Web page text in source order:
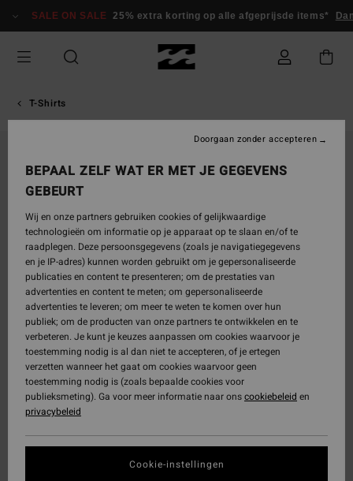
naar
SALE ON SALE 25% extra korting op alle afgeprijsde items*
T-Shirts
BEPAAL ZELF WAT ER MET JE GEGEVENS
GEBEURT
Wij en onze partners gebruiken cookies of gelijkwaardige
technologieën om informatie op je apparaat op te slaan en/of te
raadplegen. Deze persoonsgegevens (zoals je navigatiegegevens
en je IP-adres) kunnen worden gebruikt om je gepersonaliseerde
publicaties en content te presenteren; om de prestaties van
advertenties en content te meten; om gepersonaliseerde
advertenties te leveren; om meer te weten te komen over hun
publiek; om de producten van onze partners te ontwikkelen en te
verbeteren. Je kunt je keuzes aanpassen om cookies waarvoor je
toestemming nodig is al dan niet te accepteren, of je ertegen
verzetten wanneer het gaat om cookies waarvoor geen
toestemming nodig is (zoals bepaalde cookies voor
publieksmeting). Ga voor meer informatie naar onscookiebeleid en
privacybeleid
Cookie-instellingen
Doorgaan zonder accepteren